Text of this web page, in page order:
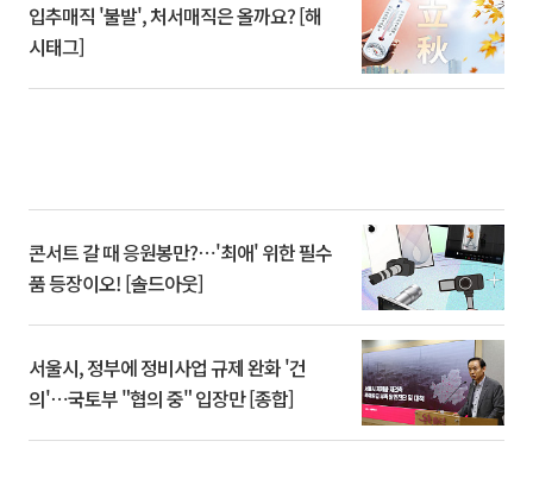
입추매직 '불발', 처서매직은 올까요? [해
시태그]
콘서트 갈 때 응원봉만?⋯'최애' 위한 필수
품 등장이오! [솔드아웃]
서울시, 정부에 정비사업 규제 완화 '건
의'⋯국토부 "협의 중" 입장만 [종합]